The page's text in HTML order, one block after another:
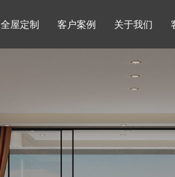
全屋定制 客户案例
书柜系列
关于我们